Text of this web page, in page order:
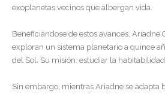
exoplanetas vecinos que albergan vida.
Beneficiándose de estos avances, Ariadne
exploran un sistema planetario a quince
del Sol. Su misión: estudiar la
Sin embargo, mientras Ariadne se adapta